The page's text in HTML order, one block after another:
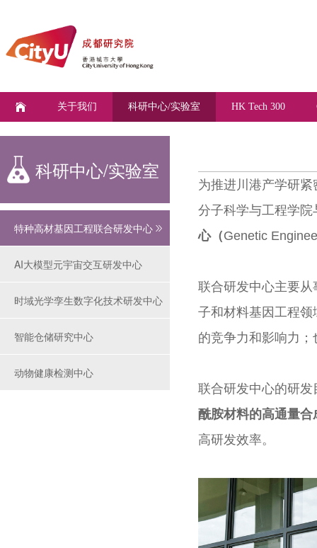
关于我们 科研中心/实验室 HK Tech 300
科研中心/实验室
特种高材基因工程联合研发中心
AI大模型元宇宙交互研发中心
时域光学孪生数字化技术研发中心
智能仓储研究中心
动物健康检测中心
为推进川港产学研
分子科学与工程学
心（Genetic
联合研发中心主要
子和材料基因工程
的竞争力和影响力
联合研发中心的研
酰胺材料的高通量合
高研发效率。